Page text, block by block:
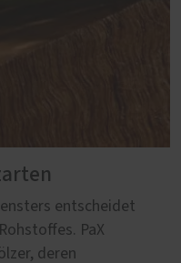
entscheidet
PaX
deren